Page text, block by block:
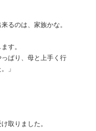
るのは、家族かな。
す。
ぱり、母と上手く行
」
取りました。